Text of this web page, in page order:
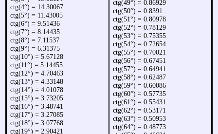
ctg(4°) = 14.30067
ctg(5°) = 11.43005
ctg(6°) = 9.51436
ctg(7°) = 8.14435
ctg(8°) = 7.11537
ctg(9°) = 6.31375
ctg(10°) = 5.67128
ctg(11°) = 5.14455
ctg(12°) = 4.70463
ctg(13°) = 4.33148
ctg(14°) = 4.01078
ctg(15°) = 3.73205
ctg(16°) = 3.48741
ctg(17°) = 3.27085
ctg(18°) = 3.07768
ctg(19°) = 2.90421
ctg(49°) = 0.86929
ctg(50°) = 0.8391
ctg(51°) = 0.80978
ctg(52°) = 0.78129
ctg(53°) = 0.75355
ctg(54°) = 0.72654
ctg(55°) = 0.70021
ctg(56°) = 0.67451
ctg(57°) = 0.64941
ctg(58°) = 0.62487
ctg(59°) = 0.60086
ctg(60°) = 0.57735
ctg(61°) = 0.55431
ctg(62°) = 0.53171
ctg(63°) = 0.50953
ctg(64°) = 0.48773